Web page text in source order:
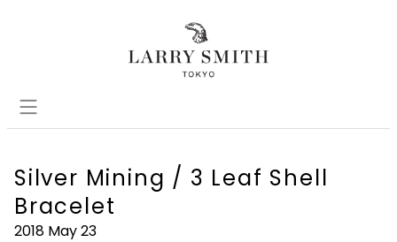
Silver Mining / 3 Leaf Shell
Bracelet
2018 May 23